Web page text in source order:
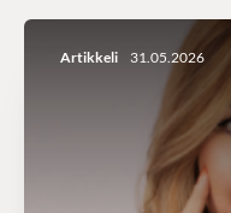
Artikkeli 31.05.2026